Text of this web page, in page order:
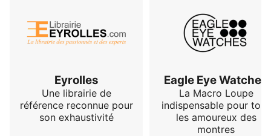
Eyrolles
Une librairie de
référence reconnue pour
son exhaustivité
Eagle Eye Watches
La Macro Loupe
indispensable pour tous
les amoureux des
montres